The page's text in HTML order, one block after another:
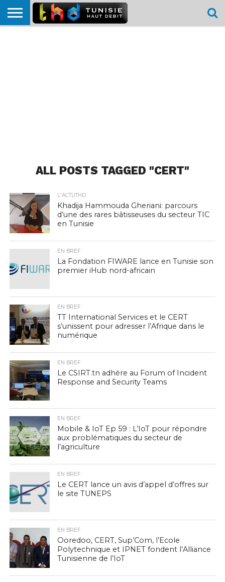
ALL POSTS TAGGED "CERT"
L'ACTUTHD
Khadija Hammouda Gheriani: parcours
d’une des rares bâtisseuses du secteur TIC
en Tunisie
EN BREF
La Fondation FIWARE lance en Tunisie son
premier iHub nord-africain
EN BREF
TT International Services et le CERT
s’unissent pour adresser l’Afrique dans le
numérique
EN BREF
Le CSIRT.tn adhère au Forum of Incident
Response and Security Teams
EN BREF
Mobile & IoT Ep 59 : L’IoT pour répondre
aux problématiques du secteur de
l’agriculture
EN BREF
Le CERT lance un avis d’appel d’offres sur
le site TUNEPS
EN BREF
Ooredoo, CERT, Sup’Com, l’Ecole
Polytechnique et IPNET fondent l’Alliance
Tunisienne de l’IoT